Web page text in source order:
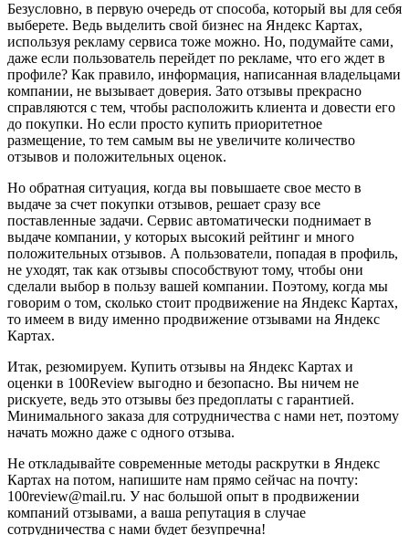
Безусловно, в первую очередь от способа, который вы для себя
выберете. Ведь выделить свой бизнес на Яндекс Картах,
используя рекламу сервиса тоже можно. Но, подумайте сами,
даже если пользователь перейдет по рекламе, что его ждет в
профиле? Как правило, информация, написанная владельцами
компании, не вызывает доверия. Зато отзывы прекрасно
справляются с тем, чтобы расположить клиента и довести его
до покупки. Но если просто купить приоритетное
размещение, то тем самым вы не увеличите количество
отзывов и положительных оценок.
Но обратная ситуация, когда вы повышаете свое место в
выдаче за счет покупки отзывов, решает сразу все
поставленные задачи. Сервис автоматически поднимает в
выдаче компании, у которых высокий рейтинг и много
положительных отзывов. А пользователи, попадая в профиль,
не уходят, так как отзывы способствуют тому, чтобы они
сделали выбор в пользу вашей компании. Поэтому, когда мы
говорим о том, сколько стоит продвижение на Яндекс Картах,
то имеем в виду именно продвижение отзывами на Яндекс
Картах.
Итак, резюмируем. Купить отзывы на Яндекс Картах и
оценки в 100Review выгодно и безопасно. Вы ничем не
рискуете, ведь это отзывы без предоплаты с гарантией.
Минимального заказа для сотрудничества с нами нет, поэтому
начать можно даже с одного отзыва.
Не откладывайте современные методы раскрутки в Яндекс
Картах на потом, напишите нам прямо сейчас на почту:
100review@mail.ru. У нас большой опыт в продвижении
компаний отзывами, а ваша репутация в случае
сотрудничества с нами будет безупречна!